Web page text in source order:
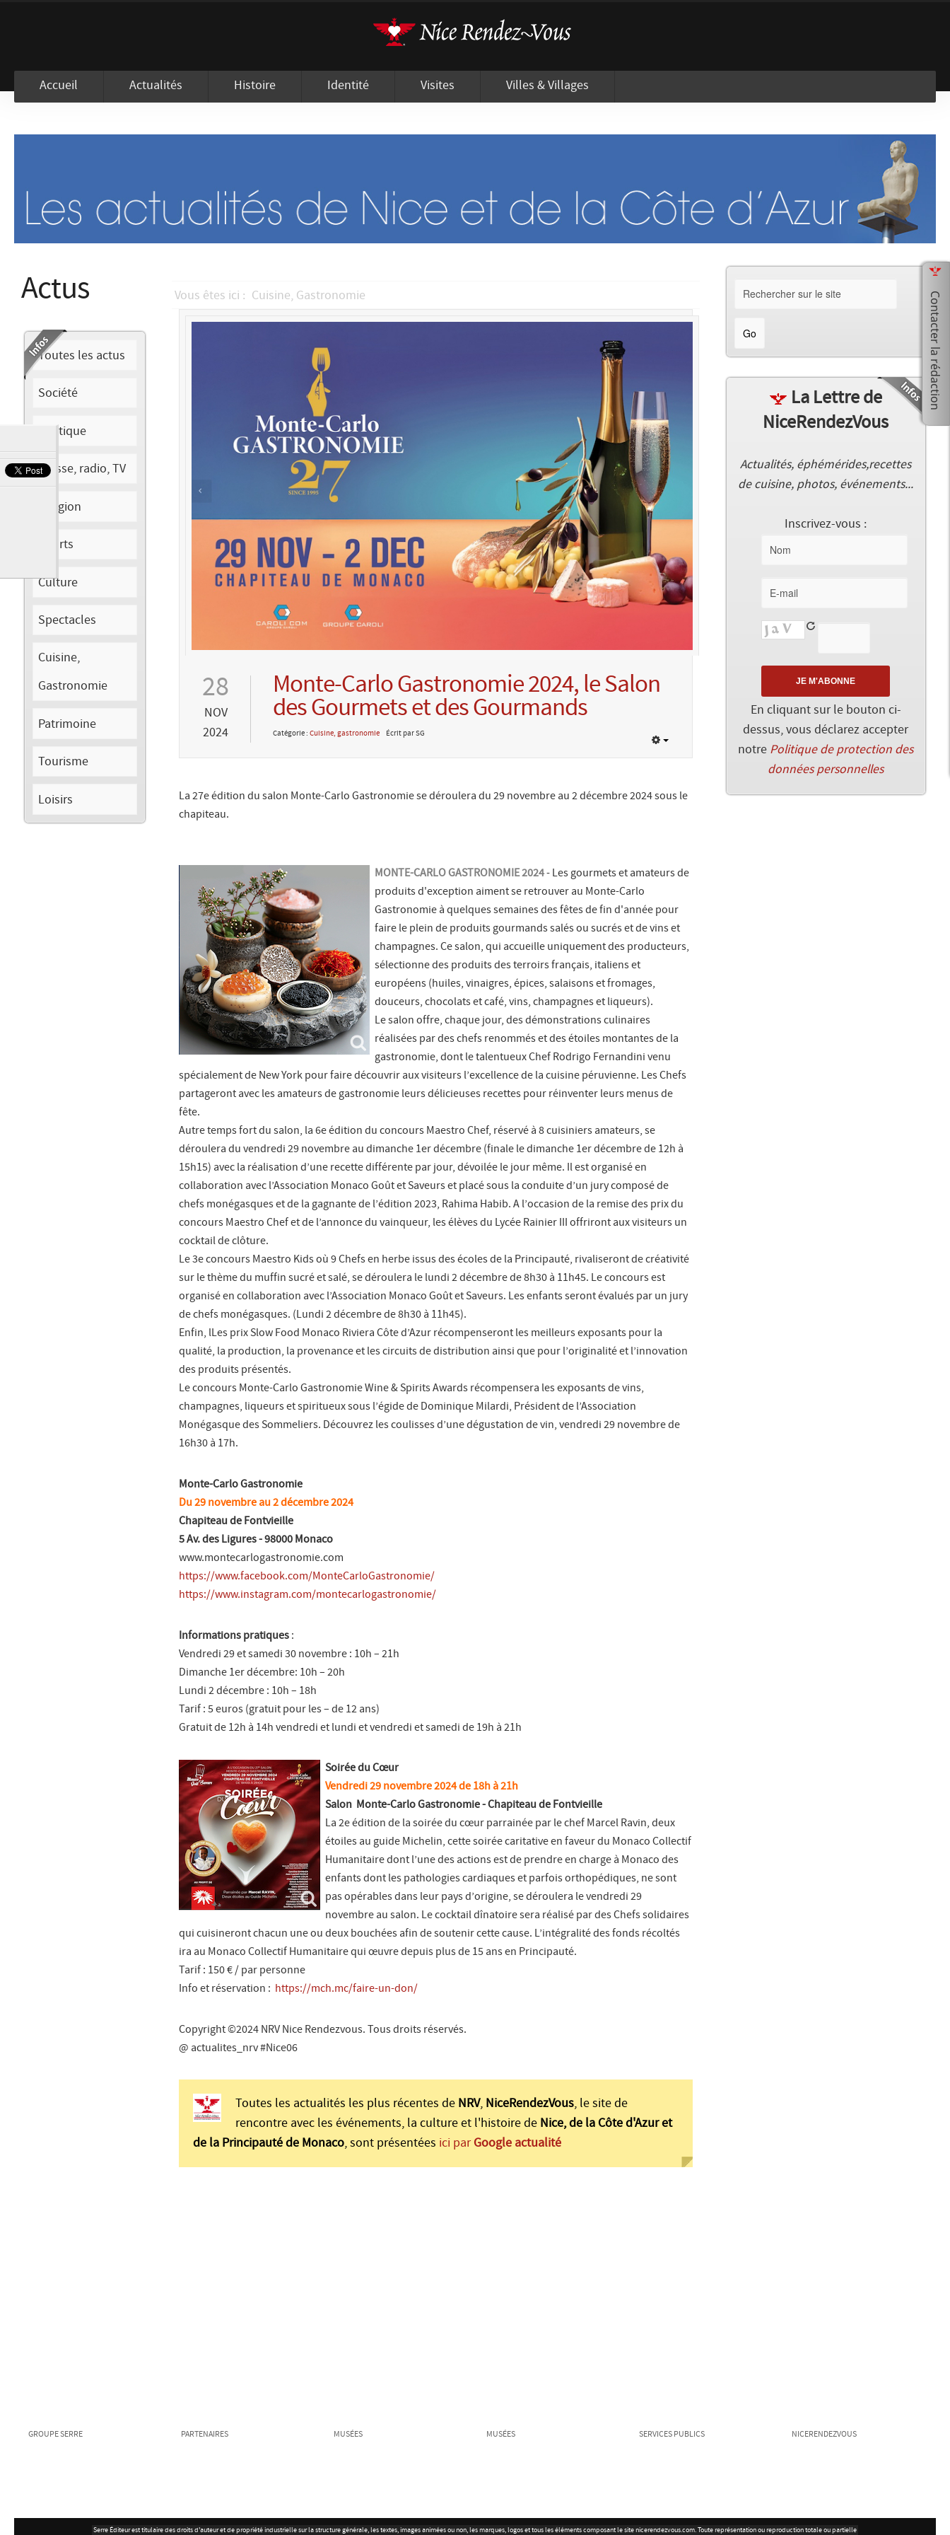
Accueil Actualités Histoire Identité Visites Villes & Villages
Actus
Toutes les actus
Société
Politique
Presse, radio, TV
Religion
Sports
Culture
Spectacles
Cuisine,
Gastronomie
Patrimoine
Tourisme
Loisirs
Vous êtes ici : Cuisine, Gastronomie
28
NOV
2024
Monte-Carlo Gastronomie 2024, le Salon
des Gourmets et des Gourmands
Catégorie : Cuisine, gastronomie Écrit par SG
La 27e édition du salon Monte-Carlo Gastronomie se déroulera du 29 novembre au 2 décembre 2024 sous le
chapiteau.
MONTE-CARLO GASTRONOMIE 2024- Les gourmets et amateurs de
produits d'exception aiment se retrouver au Monte-Carlo
Gastronomie à quelques semaines des fêtes de fin d'année pour
faire le plein de produits gourmands salés ou sucrés et de vins et
champagnes. Ce salon, qui accueille uniquement des producteurs,
sélectionne des produits des terroirs français, italiens et
européens (huiles, vinaigres, épices, salaisons et fromages,
douceurs, chocolats et café, vins, champagnes et liqueurs).
Le salon offre, chaque jour, des démonstrations culinaires
réalisées par des chefs renommés et des étoiles montantes de la
gastronomie, dont le talentueux Chef Rodrigo Fernandini venu
spécialement de New York pour faire découvrir aux visiteurs l’excellence de la cuisine péruvienne. Les Chefs
partageront avec les amateurs de gastronomie leurs délicieuses recettes pour réinventer leurs menus de
fête.
Autre temps fort du salon, la 6e édition du concours Maestro Chef, réservé à 8 cuisiniers amateurs, se
déroulera du vendredi 29 novembre au dimanche 1er décembre (finale le dimanche 1er décembre de 12h à
15h15) avec la réalisation d’une recette différente par jour, dévoilée le jour même. Il est organisé en
collaboration avec l’Association Monaco Goût et Saveurs et placé sous la conduite d’un jury composé de
chefs monégasques et de la gagnante de l’édition 2023, Rahima Habib. A l’occasion de la remise des prix du
concours Maestro Chef et de l’annonce du vainqueur, les élèves du Lycée Rainier III offriront aux visiteurs un
cocktail de clôture.
Le 3e concours Maestro Kids où 9 Chefs en herbe issus des écoles de la Principauté, rivaliseront de créativité
sur le thème du muffin sucré et salé, se déroulera le lundi 2 décembre de 8h30 à 11h45. Le concours est
organisé en collaboration avec l’Association Monaco Goût et Saveurs. Les enfants seront évalués par un jury
de chefs monégasques. (Lundi 2 décembre de 8h30 à 11h45).
Enfin, lLes prix Slow Food Monaco Riviera Côte d’Azur récompenseront les meilleurs exposants pour la
qualité, la production, la provenance et les circuits de distribution ainsi que pour l’originalité et l’innovation
des produits présentés.
Le concours Monte-Carlo Gastronomie Wine & Spirits Awards récompensera les exposants de vins,
champagnes, liqueurs et spiritueux sous l’égide de Dominique Milardi, Président de l’Association
Monégasque des Sommeliers. Découvrez les coulisses d’une dégustation de vin, vendredi 29 novembre de
16h30 à 17h.
Monte-Carlo Gastronomie
Du 29 novembre au 2 décembre 2024
Chapiteau de Fontvieille
5 Av. des Ligures - 98000 Monaco
www.montecarlogastronomie.com
https://www.facebook.com/MonteCarloGastronomie/
https://www.instagram.com/montecarlogastronomie/
Informations pratiques :
Vendredi 29 et samedi 30 novembre : 10h – 21h
Dimanche 1er décembre: 10h – 20h
Lundi 2 décembre : 10h – 18h
Tarif : 5 euros (gratuit pour les – de 12 ans)
Gratuit de 12h à 14h vendredi et lundi et vendredi et samedi de 19h à 21h
Soirée du Cœur
Vendredi 29 novembre 2024 de 18h à 21h
Salon Monte-Carlo Gastronomie - Chapiteau de Fontvieille
La 2e édition de la soirée du cœur parrainée par le chef Marcel Ravin, deux
étoiles au guide Michelin, cette soirée caritative en faveur du Monaco Collectif
Humanitaire dont l’une des actions est de prendre en charge à Monaco des
enfants dont les pathologies cardiaques et parfois orthopédiques, ne sont
pas opérables dans leur pays d’origine, se déroulera le vendredi 29
novembre au salon. Le cocktail dînatoire sera réalisé par des Chefs solidaires
qui cuisineront chacun une ou deux bouchées afin de soutenir cette cause. L’intégralité des fonds récoltés
ira au Monaco Collectif Humanitaire qui œuvre depuis plus de 15 ans en Principauté.
Tarif : 150 € / par personne
Info et réservation : https://mch.mc/faire-un-don/
Copyright ©2024 NRV Nice Rendezvous. Tous droits réservés.
@ actualites_nrv #Nice06
Toutes les actualités les plus récentes de NRV, NiceRendezVous, le site de
rencontre avec les événements, la culture et l'histoire de Nice, de la Côte d'Azur et
de la Principauté de Monaco, sont présentées ici par Google actualité
La Lettre de
NiceRendezVous
Actualités, éphémérides,recettes
de cuisine, photos, événements...
Inscrivez-vous :
En cliquant sur le bouton ci-
dessus, vous déclarez accepter
notre Politique de protection des
données personnelles
GROUPE SERRE PARTENAIRES MUSÉES MUSÉES SERVICES PUBLICS NICERENDEZVOUS
Serre Éditeur est titulaire des droits d'auteur et de propriété industrielle sur la structure générale, les textes, images animées ou non, les marques, logos et tous les éléments composant le site nicerendezvous.com. Toute représentation ou reproduction totale ou partielle